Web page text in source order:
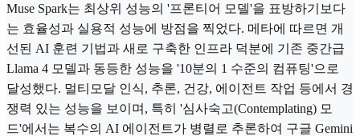
Muse Spark는 최상위 성능의 '프론티어 모델'을 표방하기보다
는 효율성과 실용적 성능에 방점을 찍었다. 메타에 따르면 개
선된 AI 훈련 기법과 새로 구축한 인프라 덕분에 기존 중간급
Llama 4 모델과 동등한 성능을 '10분의 1 수준의 컴퓨팅'으로
달성했다. 멀티모달 인식, 추론, 건강, 에이전트 작업 등에서 경
쟁력 있는 성능을 보이며, 특히 '심사숙고(Contemplating) 모
드'에서는 복수의 AI 에이전트가 병렬로 추론하여 구글 Gemini